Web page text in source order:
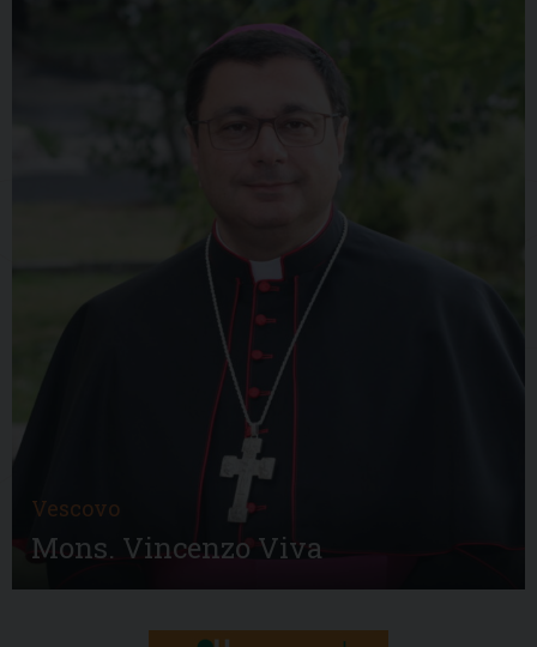
Vescovo
Mons. Vincenzo Viva